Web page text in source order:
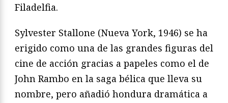
Filadelfia.
Sylvester Stallone (Nueva York, 1946) se ha
erigido como una de las grandes figuras del
cine de acción gracias a papeles como el de
John Rambo en la saga bélica que lleva su
nombre, pero añadió hondura dramática a